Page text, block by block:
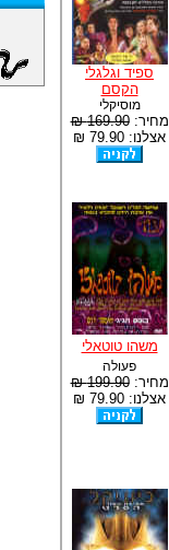
ספיד וגלגלי
הקסם
מוסיקלי
מחיר:169.90 ₪
אצלנו: 79.90 ₪
משהו טוטאלי
פעולה
מחיר:199.90 ₪
אצלנו: 79.90 ₪